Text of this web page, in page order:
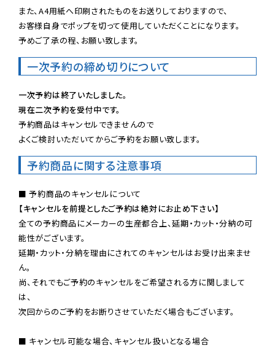
また、A4用紙へ印刷されたものをお送りしておりますので、
お客様自身でポップを切って使用していただくことになります。
予めご了承の程、お願い致します。
一次予約の締め切りについて
一次予約は終了いたしました。
現在二次予約を受付中です。
予約商品はキャンセルできませんので
よくご検討いただいてからご予約をお願い致します。
予約商品に関する注意事項
【キャンセルを前提としたご予約は絶対にお止め下さい】
全ての予約商品にメーカーの生産都合上、延期・カット・分納の可
能性がございます。
延期・カット・分納を理由にされてのキャンセルはお受け出来ませ
ん。
尚、それでもご予約のキャンセルをご希望される方に関しまして
は、
次回からのご予約をお断りさせていただく場合もございます。
■ キャンセル可能な場合、キャンセル扱いとなる場合